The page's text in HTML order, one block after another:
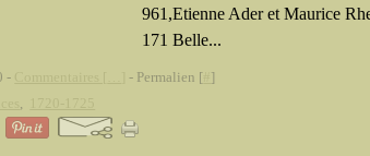
961,Etienne Ader et Maurice
171 Belle...
- - Permalien [ ]
,